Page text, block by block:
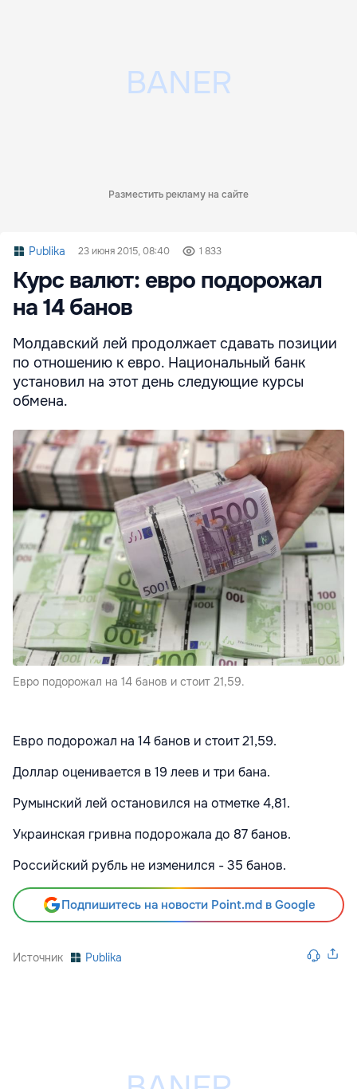
Разместить рекламу на сайте
Publika 23 июня 2015, 08:40 1 833
Курс валют: евро подорожал
на 14 банов
Молдавский лей продолжает сдавать позиции
по отношению к евро. Национальный банк
установил на этот день следующие курсы
обмена.
Евро подорожал на 14 банов и стоит 21,59.
Евро подорожал на 14 банов и стоит 21,59.
Доллар оценивается в 19 леев и три бана.
Румынский лей остановился на отметке 4,81.
Украинская гривна подорожала до 87 банов.
Российский рубль не изменился - 35 банов.
Подпишитесь на новости Point.md в Google
Источник Publika